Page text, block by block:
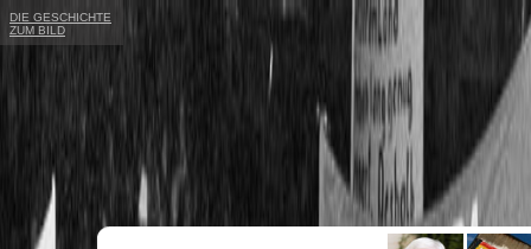
DIE GESCHICHTE
ZUM BILD